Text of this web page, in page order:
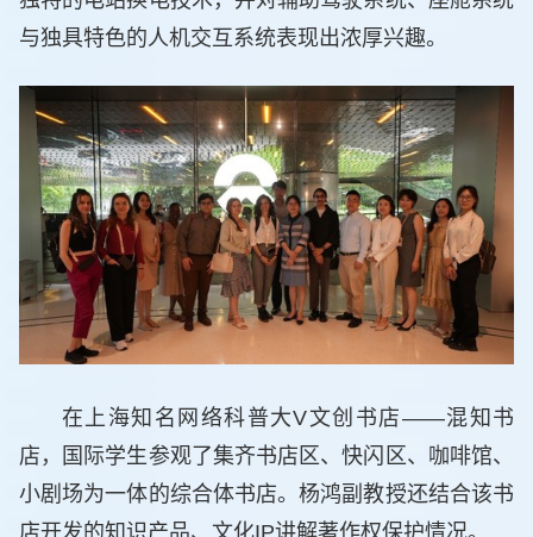
与独具特色的人机交互系统表现出浓厚兴趣。
在上海知名网络科普大V文创书店——混知书
店，国际学生参观了集齐书店区、快闪区、咖啡馆、
小剧场为一体的综合体书店。杨鸿副教授还结合该书